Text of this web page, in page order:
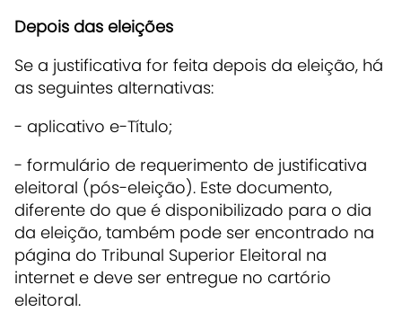
Depois das eleições
Se a justificativa for feita depois da eleição, há
as seguintes alternativas:
- aplicativo e-Título;
- formulário de requerimento de justificativa
eleitoral (pós-eleição). Este documento,
diferente do que é disponibilizado para o dia
da eleição, também pode ser encontrado na
página do Tribunal Superior Eleitoral na
internet e deve ser entregue no cartório
eleitoral.